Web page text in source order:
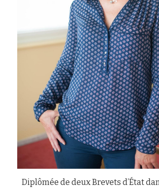
Diplômée de deux Brevets d’État